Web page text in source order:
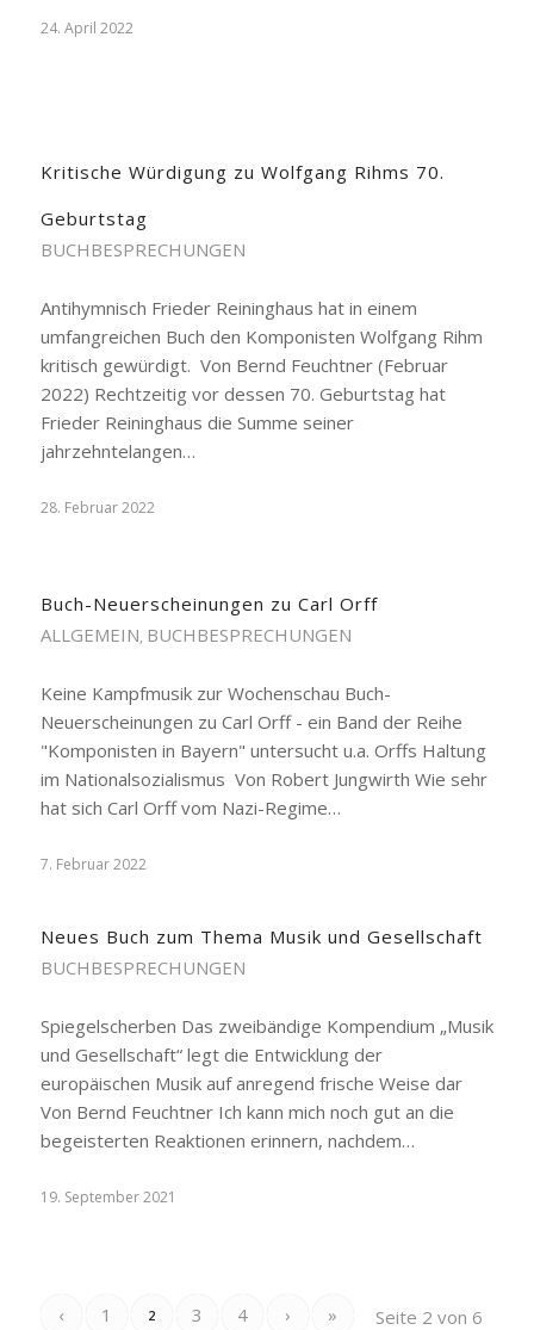
24. April 2022
Kritische Würdigung zu Wolfgang Rihms 70.
Geburtstag
BUCHBESPRECHUNGEN
Antihymnisch Frieder Reininghaus hat in einem
umfangreichen Buch den Komponisten Wolfgang Rihm
kritisch gewürdigt. Von Bernd Feuchtner (Februar
2022) Rechtzeitig vor dessen 70. Geburtstag hat
Frieder Reininghaus die Summe seiner
jahrzehntelangen…
28. Februar 2022
Buch-Neuerscheinungen zu Carl Orff
ALLGEMEIN, BUCHBESPRECHUNGEN
Keine Kampfmusik zur Wochenschau Buch-
Neuerscheinungen zu Carl Orff - ein Band der Reihe
"Komponisten in Bayern" untersucht u.a. Orffs Haltung
im Nationalsozialismus Von Robert Jungwirth Wie sehr
hat sich Carl Orff vom Nazi-Regime…
7. Februar 2022
Neues Buch zum Thema Musik und Gesellschaft
BUCHBESPRECHUNGEN
Spiegelscherben Das zweibändige Kompendium „Musik
und Gesellschaft“ legt die Entwicklung der
europäischen Musik auf anregend frische Weise dar
Von Bernd Feuchtner Ich kann mich noch gut an die
begeisterten Reaktionen erinnern, nachdem…
19. September 2021
Seite 2 von 6
‹ 1 2 3 4 › »